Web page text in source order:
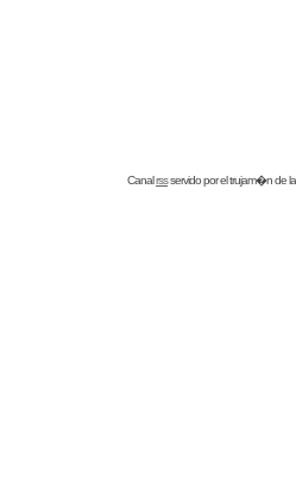
Canalrssservido por eltrujam�nde